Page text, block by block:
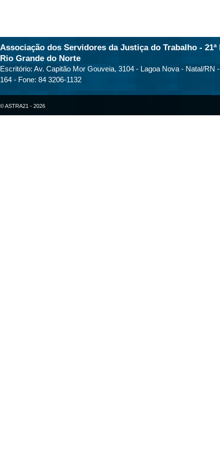
Associação dos Servidores da Justiça do Trabalho - 21ª
Rio Grande do Norte
Escritório: Av. Capitão Mor Gouveia, 3104 - Lagoa Nova - Natal/RN
164 - Fone: 84 3206-1132
© ASTRA21 - 2026